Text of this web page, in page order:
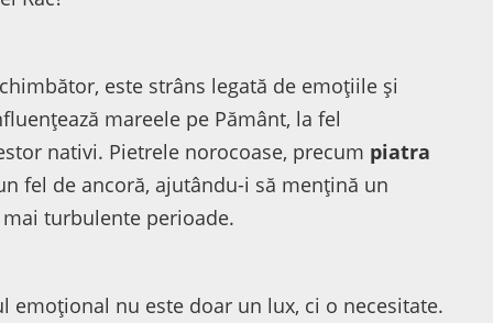
este strâns legată de emoțiile și
mareele pe Pământ, la fel
nativi. Pietrele norocoase, precum piatra
fel de ancoră, ajutându-i să mențină un
turbulente perioade.
emoțional nu este doar un lux, ci o necesitate.